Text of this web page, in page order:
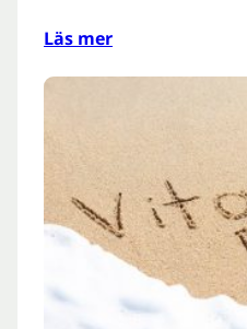
Läs mer